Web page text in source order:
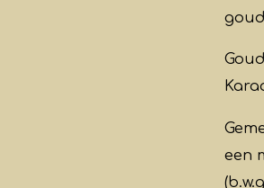
goud
een